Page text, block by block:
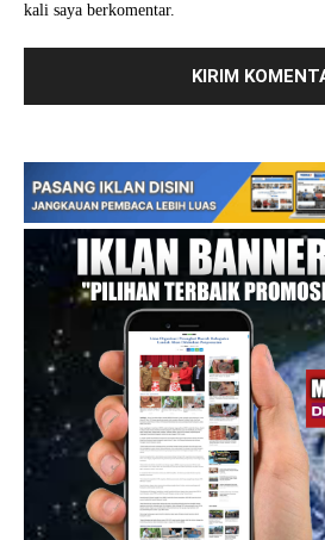
kali saya berkomentar.